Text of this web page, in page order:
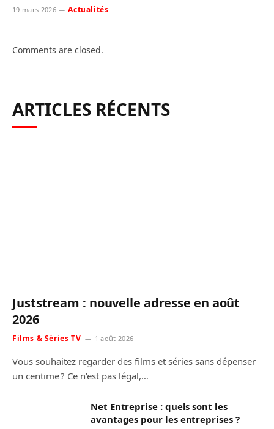
19 mars 2026 Actualités
Comments are closed.
ARTICLES RÉCENTS
Juststream : nouvelle adresse en août
2026
Films & Séries TV 1 août 2026
Vous souhaitez regarder des films et séries sans dépenser
un centime ? Ce n’est pas légal,…
Net Entreprise : quels sont les
avantages pour les entreprises ?